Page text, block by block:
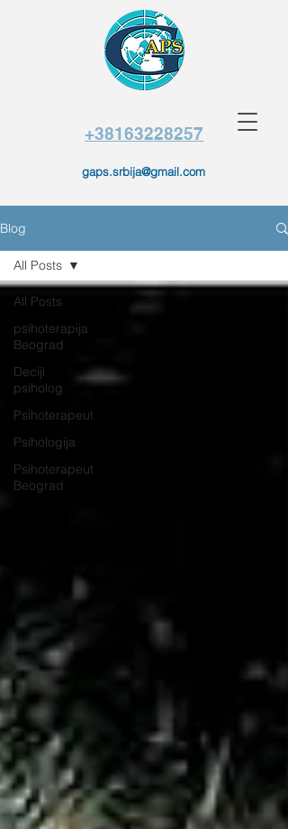
+38163228257
gaps.srbija@gmail.com
Blog
All Posts
psihoterapija
Beograd
Deciji
psiholog
Psihoterapeut
Psihologija
Psihoterapeut
Beograd
All Posts